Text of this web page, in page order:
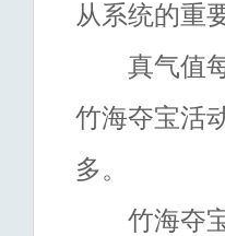
从系统的重
真气值每
竹海夺宝活
多。
竹海夺宝